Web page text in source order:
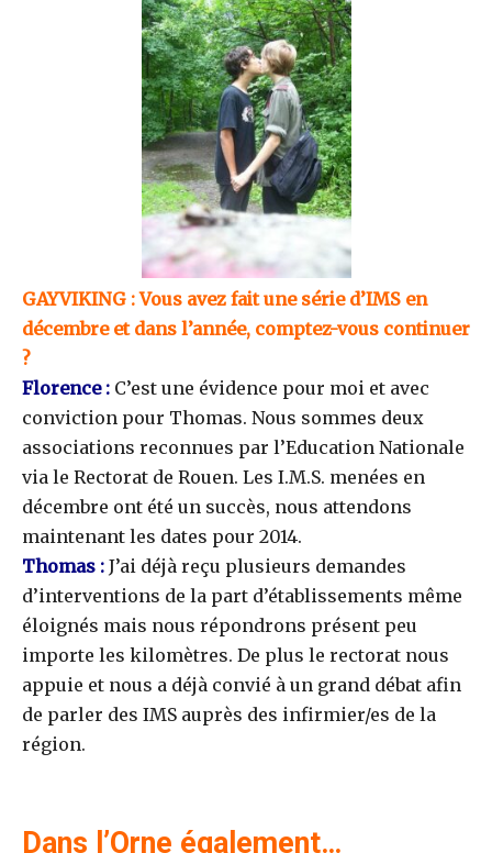
GAYVIKING : Vous avez fait une série d’IMS en
décembre et dans l’année, comptez-vous continuer
?
Florence : C’est une évidence pour moi et avec
conviction pour Thomas. Nous sommes deux
associations reconnues par l’Education Nationale
via le Rectorat de Rouen. Les I.M.S. menées en
décembre ont été un succès, nous attendons
maintenant les dates pour 2014.
Thomas : J’ai déjà reçu plusieurs demandes
d’interventions de la part d’établissements même
éloignés mais nous répondrons présent peu
importe les kilomètres. De plus le rectorat nous
appuie et nous a déjà convié à un grand débat afin
de parler des IMS auprès des infirmier/es de la
région.
Dans l’Orne également…